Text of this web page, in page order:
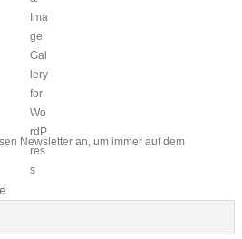
Newsletter an, um immer auf dem